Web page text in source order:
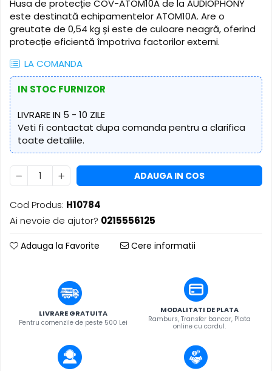
Sisteme asistență auditivă
Procesoare & Convertoare
​​Descărcare
​​Lumină UV și neagră
Alimentare & Distribuție
Dimmer & Switch Packs
Husa de protecție COV-ATOM10A de la AUDIOPHONY
este destinată echipamentelor ATOM10A. Are o
greutate de 0,54 kg și este de culoare neagră, oferind
protecție eficientă împotriva factorilor externi.
LA COMANDA
IN STOC FURNIZOR
LIVRARE IN 5 - 10 ZILE
Veti fi contactat dupa comanda pentru a clarifica
toate detaliile.
ADAUGA IN COS
Cod Produs: H10784
Ai nevoie de ajutor? 0215556125
Adauga la Favorite Cere informatii
LIVRARE GRATUITA
Pentru comenzile de peste 500 Lei
MODALITATI DE PLATA
Ramburs, Transfer bancar, Plata
online cu cardul.